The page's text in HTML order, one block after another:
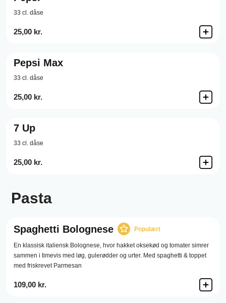
33 cl. dåse
25,00 kr.
Pepsi Max
33 cl. dåse
25,00 kr.
7 Up
33 cl. dåse
25,00 kr.
Pasta
Spaghetti Bolognese Populært
En klassisk italiensk Bolognese, hvor hakket oksekød og tomater simrer
sammen i timevis med løg, gulerødder og urter. Med spaghetti & toppet
med friskrevet Parmesan
109,00 kr.